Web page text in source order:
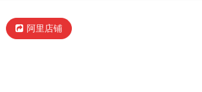
阿里店铺